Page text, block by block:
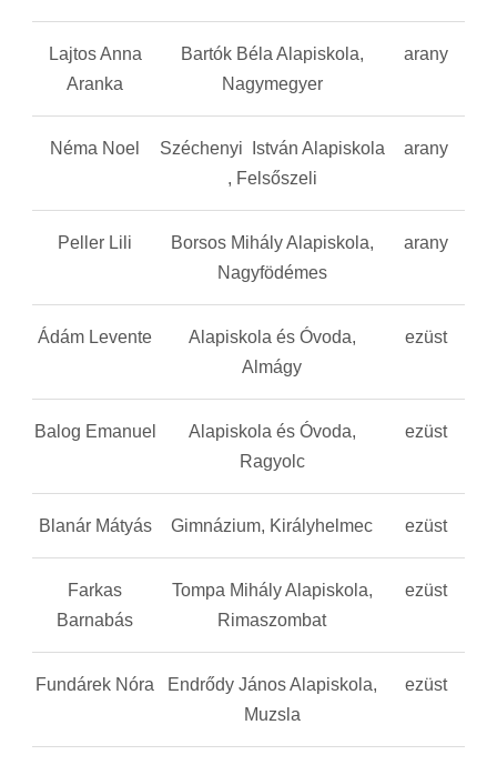
Lajtos Anna
Aranka
Bartók Béla Alapiskola,
Nagymegyer
arany
Néma Noel
Széchenyi István Alapiskola
, Felsőszeli
arany
Peller Lili
Borsos Mihály Alapiskola,
Nagyfödémes
arany
Ádám Levente
Alapiskola és Óvoda,
Almágy
ezüst
Balog Emanuel
Alapiskola és Óvoda,
Ragyolc
ezüst
Blanár Mátyás Gimnázium, Királyhelmec ezüst
Farkas
Barnabás
Tompa Mihály Alapiskola,
Rimaszombat
ezüst
Fundárek Nóra
Endrődy János Alapiskola,
Muzsla
ezüst